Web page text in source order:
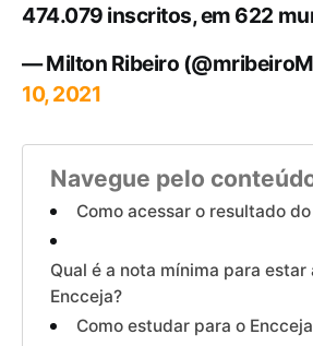
474.079 inscritos, em 622
— Milton Ribeiro
10, 2021
Navegue pelo
Como acessar o resultado
Qual é a nota mínima para
Encceja?
Como estudar para o